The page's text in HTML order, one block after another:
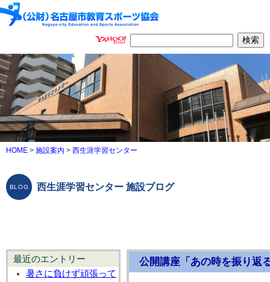
HOME > 施設案内 > 西生涯学習センター
西生涯学習センター 施設ブログ
最近のエントリー
暑さに負けず頑張って
公開講座「あの時を振り返